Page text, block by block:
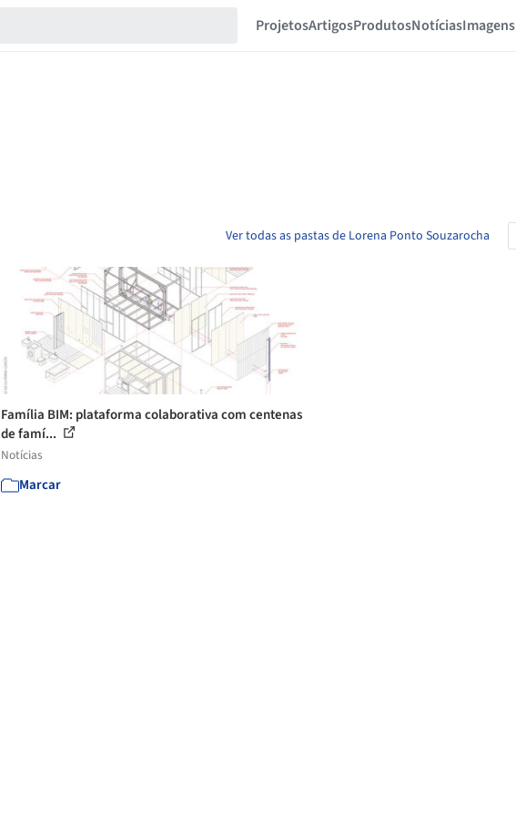
ProjetosArtigosProdutosNotíciasImagens
Ver todas as pastas de Lorena Ponto Souzarocha
Família BIM: plataforma colaborativa com centenas
de famí...
Notícias
Marcar